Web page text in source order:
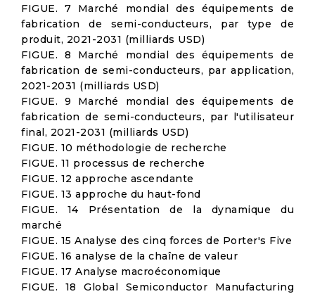
FIGUE. 7 Marché mondial des équipements de
fabrication de semi-conducteurs, par type de
produit, 2021-2031 (milliards USD)
FIGUE. 8 Marché mondial des équipements de
fabrication de semi-conducteurs, par application,
2021-2031 (milliards USD)
FIGUE. 9 Marché mondial des équipements de
fabrication de semi-conducteurs, par l'utilisateur
final, 2021-2031 (milliards USD)
FIGUE. 10 méthodologie de recherche
FIGUE. 11 processus de recherche
FIGUE. 12 approche ascendante
FIGUE. 13 approche du haut-fond
FIGUE. 14 Présentation de la dynamique du
marché
FIGUE. 15 Analyse des cinq forces de Porter's Five
FIGUE. 16 analyse de la chaîne de valeur
FIGUE. 17 Analyse macroéconomique
FIGUE. 18 Global Semiconductor Manufacturing